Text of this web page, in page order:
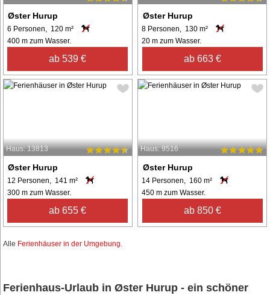
Øster Hurup
6 Personen, 120 m²
400 m zum Wasser.
ab 539 €
Øster Hurup
8 Personen, 130 m²
20 m zum Wasser.
ab 663 €
Haus: 13813
Øster Hurup
12 Personen, 141 m²
300 m zum Wasser.
ab 655 €
Haus: 9516
Øster Hurup
14 Personen, 160 m²
450 m zum Wasser.
ab 850 €
Alle Ferienhäuser in der Umgebung.
Ferienhaus-Urlaub in Øster Hurup - ein schöner